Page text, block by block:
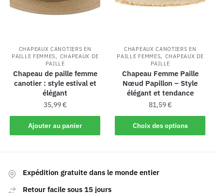
CHAPEAUX CANOTIERS EN
PAILLE FEMMES, CHAPEAUX DE
PAILLE
Chapeau de paille femme
canotier : style estival et
élégant
35,99€
Ajouter au panier
CHAPEAUX CANOTIERS EN
PAILLE FEMMES, CHAPEAUX DE
PAILLE
Chapeau Femme Paille
Nœud Papillon – Style
élégant et tendance
81,59€
Choix des options
Expédition gratuite dans le monde entier
Retour facile sous 15 jours